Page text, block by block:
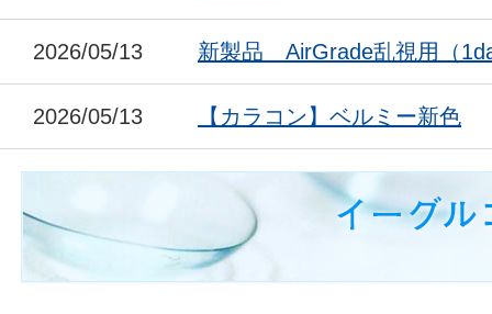
2026/05/13 新製品 AirGrade乱視用（
2026/05/13 【カラコン】ベルミー新色